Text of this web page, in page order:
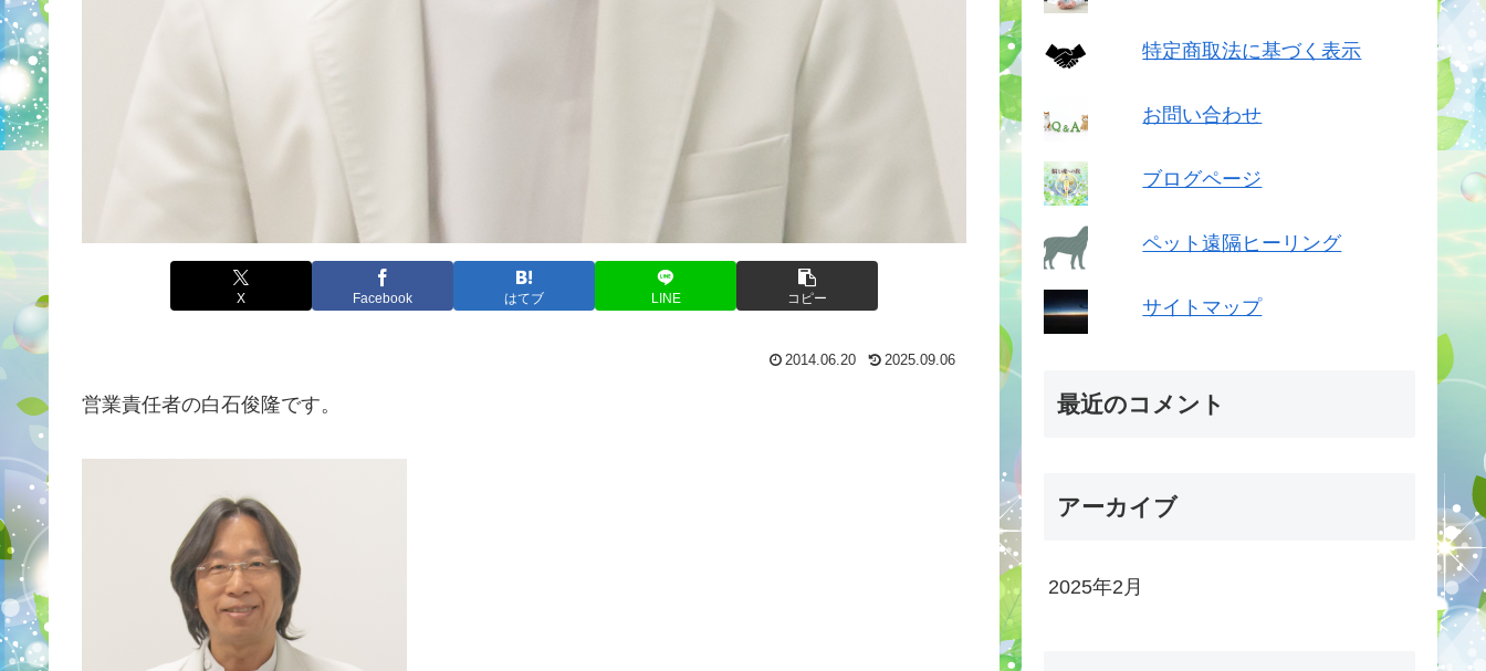
X Facebook はてブ LINE コピー
2014.06.20 2025.09.06
営業責任者の白石俊隆です。
特定商取法に基づく表示
お問い合わせ
ブログページ
ペット遠隔ヒーリング
サイトマップ
最近のコメント
アーカイブ
2025年2月